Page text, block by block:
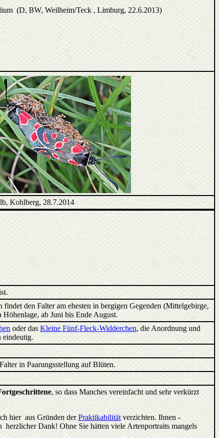
(D, BW, Weilheim/Teck , Limburg, 22.6.2013)
Kohlberg, 28.7.2014
den Falter am ehesten in bergigen Gegenden (Mittelgebirge,
ab Juni bis Ende August.
oder das Kleine Fünf-Fleck-Widderchen, die Anordnung und
eindeutig.
in Paarungsstellung auf Blüten.
, so dass Manches vereinfacht und sehr verkürzt
hier aus Gründen derPraktikabilität verzichten. Ihnen -
Dank! Ohne Sie hätten viele Artenportraits mangels